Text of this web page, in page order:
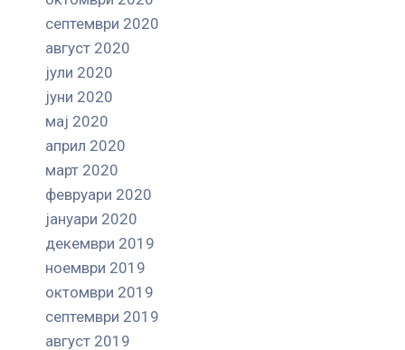
септември 2020
август 2020
јули 2020
јуни 2020
мај 2020
април 2020
март 2020
февруари 2020
јануари 2020
декември 2019
ноември 2019
октомври 2019
септември 2019
август 2019